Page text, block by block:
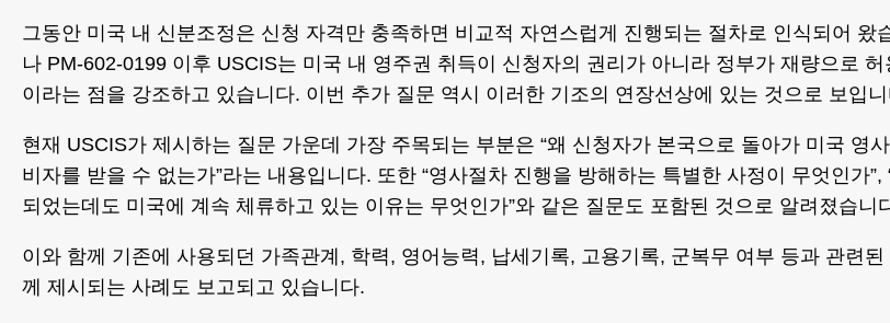
그동안 미국 내 신분조정은 신청 자격만 충족하면 비교적 자연스럽게 진행되는 절차로 인식되어 왔
나 PM-602-0199 이후 USCIS는 미국 내 영주권 취득이 신청자의 권리가 아니라 정부가 재량으로 허
이라는 점을 강조하고 있습니다. 이번 추가 질문 역시 이러한 기조의 연장선상에 있는 것으로 보입
현재 USCIS가 제시하는 질문 가운데 가장 주목되는 부분은 “왜 신청자가 본국으로 돌아가 미국 영
비자를 받을 수 없는가”라는 내용입니다. 또한 “영사절차 진행을 방해하는 특별한 사정이 무엇인가”,
되었는데도 미국에 계속 체류하고 있는 이유는 무엇인가”와 같은 질문도 포함된 것으로 알려졌습니
이와 함께 기존에 사용되던 가족관계, 학력, 영어능력, 납세기록, 고용기록, 군복무 여부 등과 관련
께 제시되는 사례도 보고되고 있습니다.